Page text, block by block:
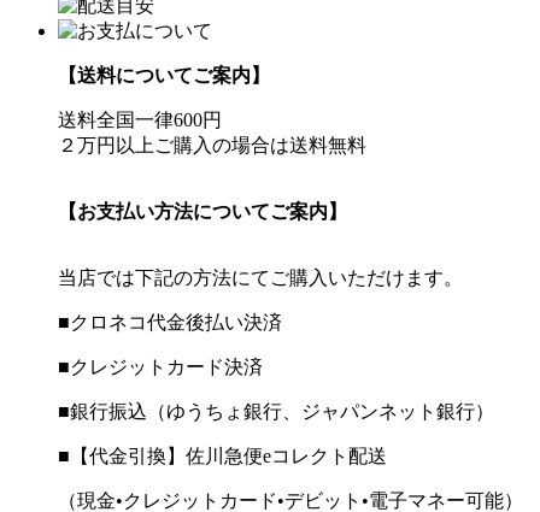
【送料についてご案内】
送料全国一律600円
２万円以上ご購入の場合は送料無料
【お支払い方法についてご案内】
当店では下記の方法にてご購入いただけます。
■クロネコ代金後払い決済
■クレジットカード決済
■銀行振込（ゆうちょ銀行、ジャパンネット銀行）
■【代金引換】佐川急便eコレクト配送
（現金•クレジットカード•デビット•電子マネー可能）